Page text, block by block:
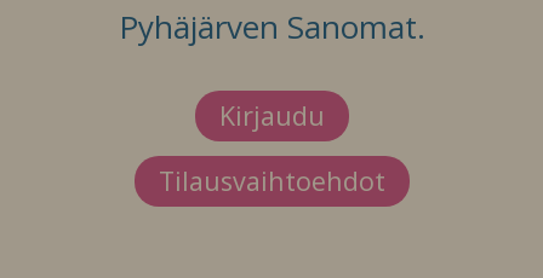
Pyhäjärven Sanomat.
Kirjaudu
Tilausvaihtoehdot